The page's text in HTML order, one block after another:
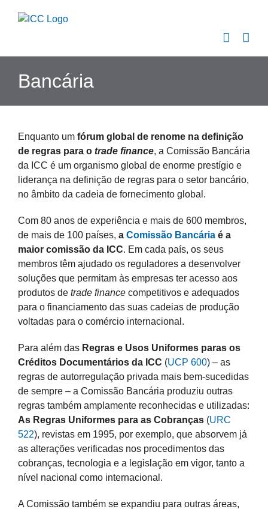
Bancária
Enquanto um fórum global de renome na definição
de regras para o trade finance, a Comissão Bancária
da ICC é um organismo global de enorme prestígio e
liderança na definição de regras para o setor bancário,
no âmbito da cadeia de fornecimento global.
Com 80 anos de experiência e mais de 600 membros,
de mais de 100 países, a Comissão Bancáriaé a
maior comissão da ICC. Em cada país, os seus
membros têm ajudado os reguladores a desenvolver
soluções que permitam às empresas ter acesso aos
produtos de trade financecompetitivos e adequados
para o financiamento das suas cadeias de produção
voltadas para o comércio internacional.
Para além das Regras e Usos Uniformes paras os
Créditos Documentários da ICC (UCP 600) – as
regras de autorregulação privada mais bem-sucedidas
de sempre – a Comissão Bancária produziu outras
regras também amplamente reconhecidas e utilizadas:
As Regras Uniformes para as Cobranças(URC
522), revistas em 1995, por exemplo, que absorvem já
as alterações verificadas nos procedimentos das
cobranças, tecnologia e a legislação em vigor, tanto a
nível nacional como internacional.
A Comissão também se expandiu para outras áreas,